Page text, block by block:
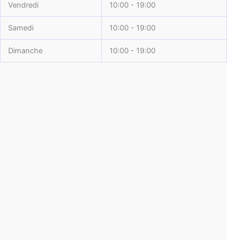
Vendredi 10:00 - 19:00
Samedi 10:00 - 19:00
Dimanche 10:00 - 19:00